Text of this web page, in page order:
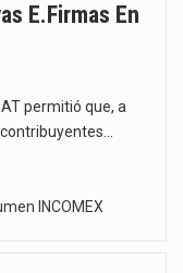
E.firmas En
permitió que, a
INCOMEX